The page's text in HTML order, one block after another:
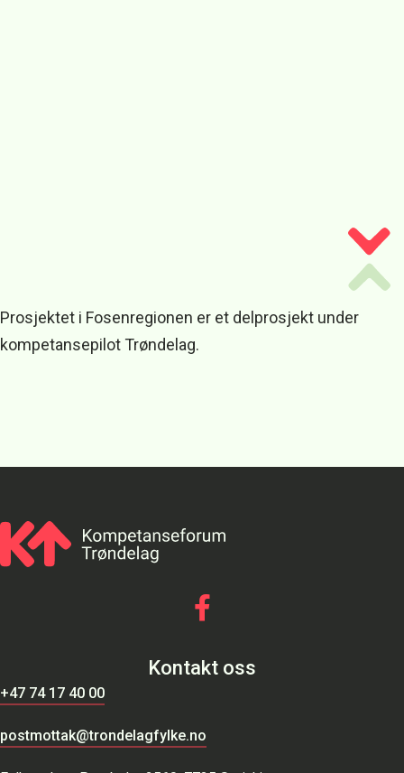
Prosjektet i Fosenregionen er et delprosjekt under
kompetansepilot Trøndelag.
Gå til vår Facebook
Kontakt oss
+47 74 17 40 00
postmottak@trondelagfylke.no